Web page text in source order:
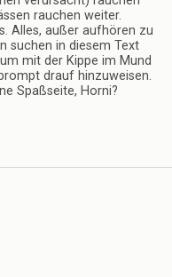
von mir hätten sie Feuer
dann lieber wieder so